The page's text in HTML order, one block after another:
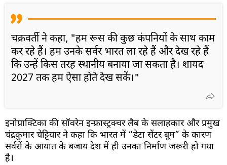
चक्रवर्ती ने कहा, "हम रूस की कुछ कंपनियों के साथ काम
कर रहे हैं। हम उनके सर्वर भारत ला रहे हैं और देख रहे हैं
कि उन्हें किस तरह स्थानीय बनाया जा सकता है। शायद
2027 तक हम ऐसा होते देख सकें।"
इनोप्राक्टिका की सॉवरेन इन्फ्रास्ट्रक्चर लैब के सलाहकार और प्रमुख
चंद्रकुमार चेट्टियार ने कहा कि भारत में “डेटा सेंटर बूम” के कारण
सर्वरों के आयात के बजाय देश में ही उनका निर्माण जरूरी हो गया
है।